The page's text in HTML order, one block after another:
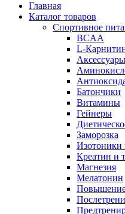
Главная
Каталог товаров
Спортивное
BCAA
L-
Аксессуары
Батончики
Витамины
Гейнеры
Заморозка
Изотоники
Креатин и
Магнезия
Мелатонин
Повышение